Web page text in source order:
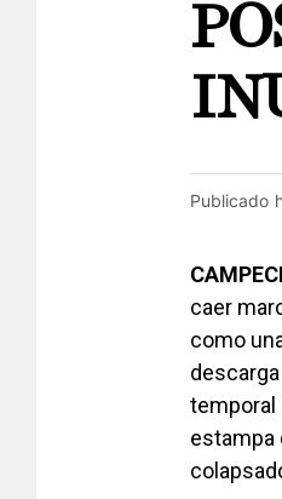
Publicado
caer
como
temporal
estampa